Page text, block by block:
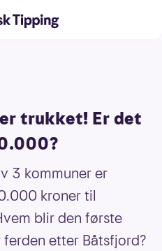
trukket! Er det
3 kommuner er
kroner til
blir den første
etter Båtsfjord?